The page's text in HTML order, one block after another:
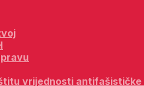
vrijednosti